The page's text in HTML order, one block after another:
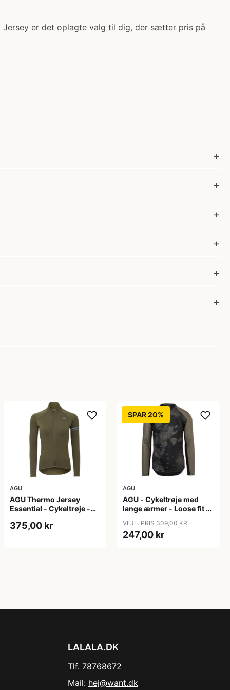
Jersey er det oplagte valg til dig, der sætter pris på
AGU
AGU Thermo Jersey
Essential - Cykeltrøje -
XXL
375,00 kr
SPAR 20%
AGU
AGU - Cykeltrøje med
lange ærmer - Loose fit -
VEJL. PRIS 309,00 KR
247,00 kr
LALALA.DK
Tlf. 78768672
Mail: hej@want.dk